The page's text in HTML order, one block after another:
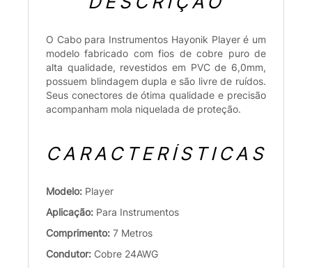
O Cabo para Instrumentos Hayonik Player é um
modelo fabricado com fios de cobre puro de
alta qualidade, revestidos em PVC de 6,0mm,
possuem blindagem dupla e são livre de ruídos.
Seus conectores de ótima qualidade e precisão
acompanham mola niquelada de proteção.
CARACTERÍSTICAS
Modelo: Player
Aplicação: Para Instrumentos
Comprimento: 7 Metros
Condutor: Cobre 24AWG